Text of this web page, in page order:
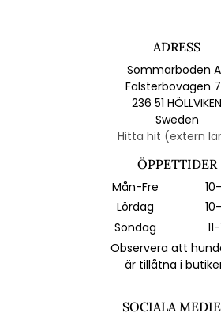
ADRESS
Sommarboden
Falsterbovägen
236 51 HÖLLVIKEN
Sweden
Hitta hit (extern
ÖPPETTIDER
Mån-Fre
Lördag
Söndag
Observera att
är tillåtna i
SOCIALA